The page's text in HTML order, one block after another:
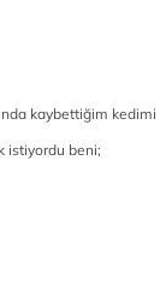
kaybettiğim kedimi
istiyordu beni;